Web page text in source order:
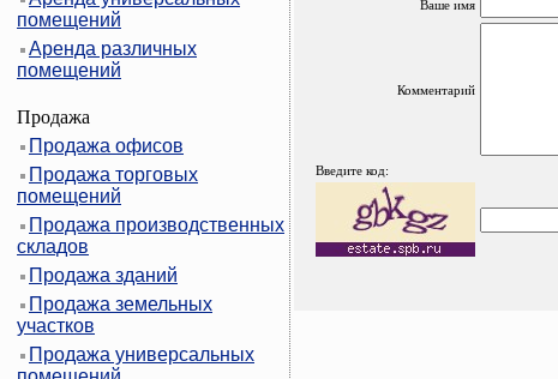
помещений
Аренда различных
помещений
Продажа
Продажа офисов
Продажа торговых
помещений
Продажа производственных
складов
Продажа зданий
Продажа земельных
участков
Продажа универсальных
Ваше имя
Комментарий
Введите код: